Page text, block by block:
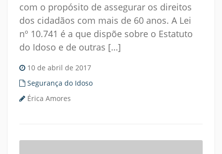
com o propósito de assegurar os direitos
dos cidadãos com mais de 60 anos. A Lei
nº 10.741 é a que dispõe sobre o Estatuto
do Idoso e de outras […]
10 de abril de 2017
Segurança do Idoso
Érica Amores